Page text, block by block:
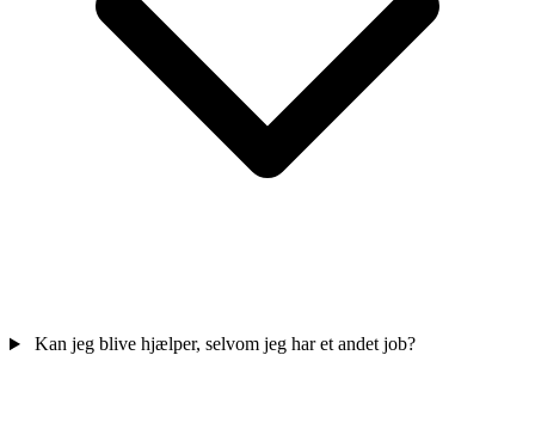
Kan jeg blive hjælper, selvom jeg har et andet job?